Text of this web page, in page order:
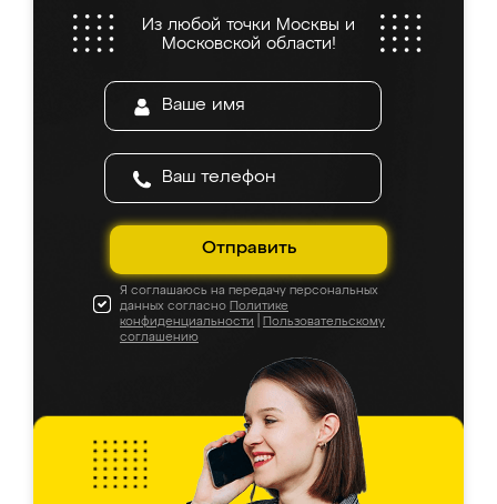
5.0из 5
На основе945оценок
Оставить отзыв
6 августа 2026
Заказывала кухню в Ренессанс, осталась
очень довольна. Менеджер всё быстро